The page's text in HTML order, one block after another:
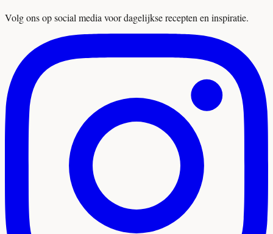
Volg ons op social media voor dagelijkse recepten en inspiratie.